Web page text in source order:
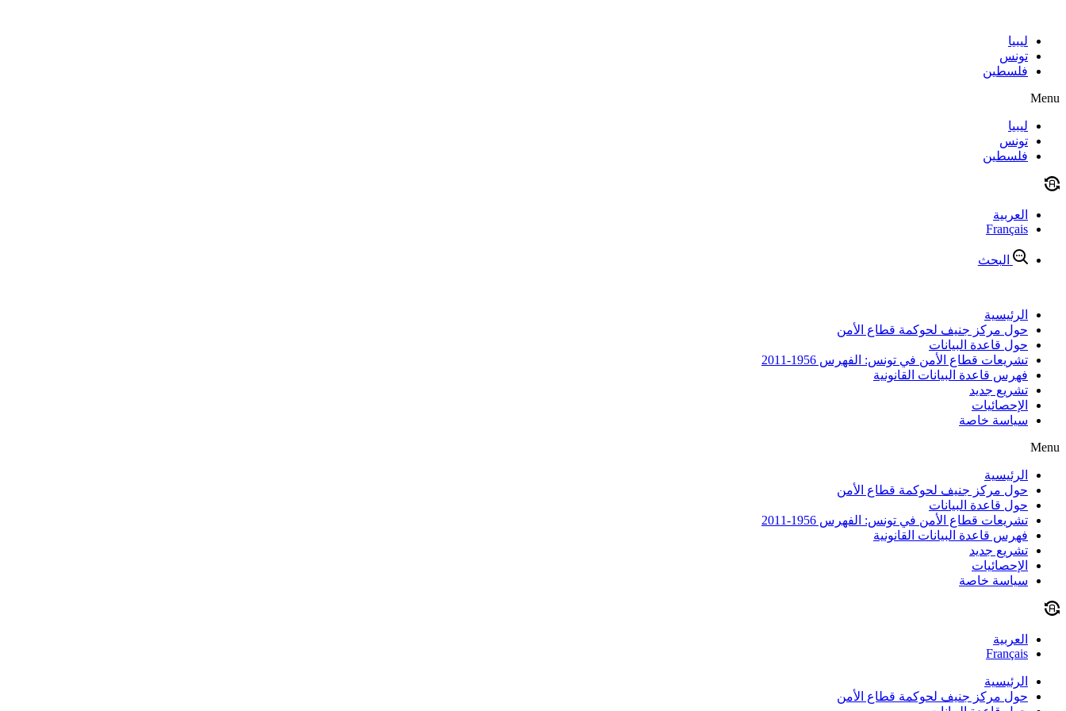
contentليبيا
تونس
فلسطين
Menu
ليبيا
تونس
فلسطين
العربية
Français
البحث
الرئيسية
حول مركز جنيف لحوكمة قطاع الأمن
حول قاعدة البيانات
تشريعات قطاع الأمن في تونس: الفهرس 1956-2011
فهرس قاعدة البيانات القانونية
تشريع جديد
الإحصائيات
سياسة خاصة
Menu
الرئيسية
حول مركز جنيف لحوكمة قطاع الأمن
حول قاعدة البيانات
تشريعات قطاع الأمن في تونس: الفهرس 1956-2011
فهرس قاعدة البيانات القانونية
تشريع جديد
الإحصائيات
سياسة خاصة
العربية
Français
الرئيسية
حول مركز جنيف لحوكمة قطاع الأمن